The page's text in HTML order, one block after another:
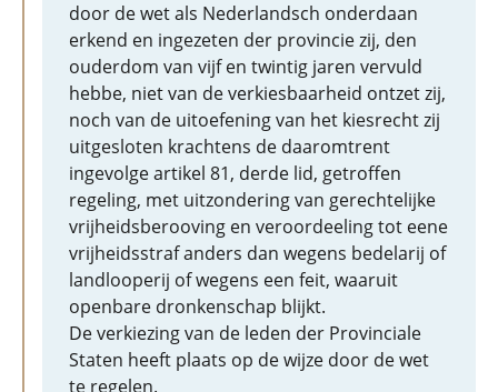
door de wet als Nederlandsch onderdaan
erkend en ingezeten der provincie zij, den
ouderdom van vijf en twintig jaren vervuld
hebbe, niet van de verkiesbaarheid ontzet zij,
noch van de uitoefening van het kiesrecht zij
uitgesloten krachtens de daaromtrent
ingevolge artikel 81, derde lid, getroffen
regeling, met uitzondering van gerechtelijke
vrijheidsberooving en veroordeeling tot eene
vrijheidsstraf anders dan wegens bedelarij of
landlooperij of wegens een feit, waaruit
openbare dronkenschap blijkt.
De verkiezing van de leden der Provinciale
Staten heeft plaats op de wijze door de wet
te regelen.